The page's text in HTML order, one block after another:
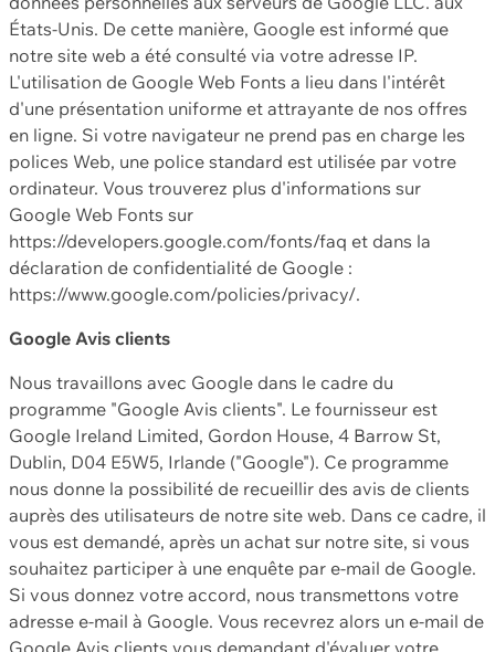
États-Unis. De cette manière, Google est informé que
notre site web a été consulté via votre adresse IP.
L'utilisation de Google Web Fonts a lieu dans l'intérêt
d'une présentation uniforme et attrayante de nos offres
en ligne. Si votre navigateur ne prend pas en charge les
polices Web, une police standard est utilisée par votre
ordinateur. Vous trouverez plus d'informations sur
Google Web Fonts sur
https://developers.google.com/fonts/faq et dans la
déclaration de confidentialité de Google :
https://www.google.com/policies/privacy/.
Google Avis clients
Nous travaillons avec Google dans le cadre du
programme "Google Avis clients". Le fournisseur est
Google Ireland Limited, Gordon House, 4 Barrow St,
Dublin, D04 E5W5, Irlande ("Google"). Ce programme
nous donne la possibilité de recueillir des avis de clients
auprès des utilisateurs de notre site web. Dans ce cadre, il
vous est demandé, après un achat sur notre site, si vous
souhaitez participer à une enquête par e-mail de Google.
Si vous donnez votre accord, nous transmettons votre
adresse e-mail à Google. Vous recevrez alors un e-mail de